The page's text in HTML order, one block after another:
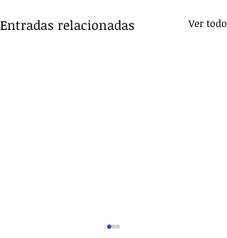
Entradas relacionadas Ver todo